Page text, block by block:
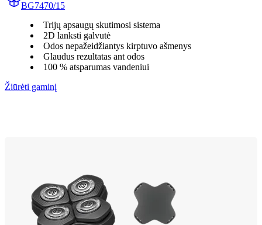
BG7470/15
Trijų apsaugų skutimosi sistema
2D lanksti galvutė
Odos nepažeidžiantys kirptuvo ašmenys
Glaudus rezultatas ant odos
100 % atsparumas vandeniui
Žiūrėti gaminį